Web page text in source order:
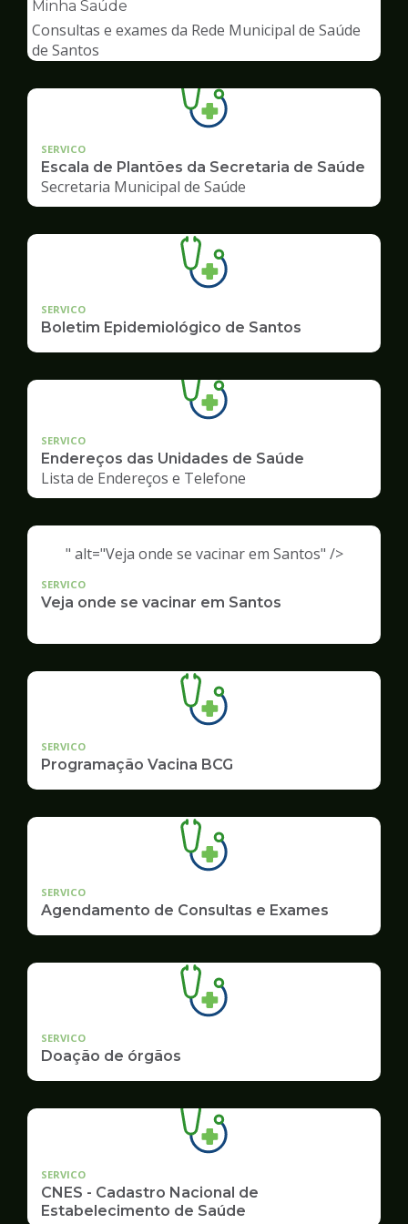
de
Saúde
Minha Saúde
Consultas e exames da Rede Municipal de Saúde
de Santos
SERVICO
Escala de Plantões da Secretaria de Saúde
Secretaria Municipal de Saúde
SERVICO
Boletim Epidemiológico de Santos
SERVICO
Endereços das Unidades de Saúde
Lista de Endereços e Telefone
" alt="Veja onde se vacinar em Santos" />
SERVICO
Veja onde se vacinar em Santos
SERVICO
Programação Vacina BCG
SERVICO
Agendamento de Consultas e Exames
SERVICO
Doação de órgãos
SERVICO
CNES - Cadastro Nacional de
Estabelecimento de Saúde